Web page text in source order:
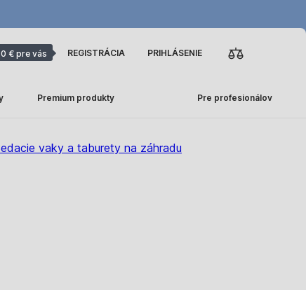
€ pre vás REGISTRÁCIA PRIHLÁSENIE
Premium produkty Pre profesionálov
vaky a taburety na záhradu